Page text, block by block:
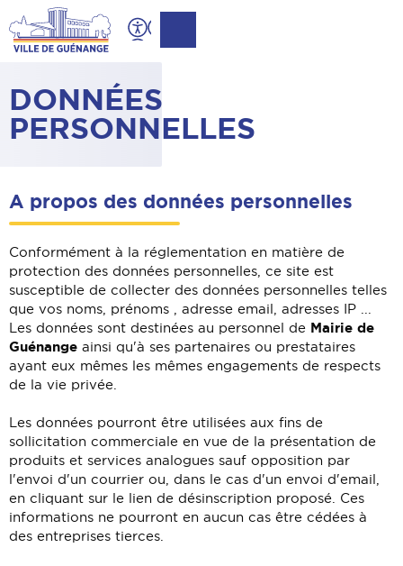
Contenu
Entête de page
Recherche
Pied de page
DONNÉES
PERSONNELLES
A propos des données personnelles
Conformément à la réglementation en matière de
protection des données personnelles, ce site est
susceptible de collecter des données personnelles telles
que vos noms, prénoms , adresse email, adresses IP ...
Les données sont destinées au personnel de Mairie de
Guénange ainsi qu'à ses partenaires ou prestataires
ayant eux mêmes les mêmes engagements de respects
de la vie privée.
Les données pourront être utilisées aux fins de
sollicitation commerciale en vue de la présentation de
produits et services analogues sauf opposition par
l'envoi d'un courrier ou, dans le cas d'un envoi d'email,
en cliquant sur le lien de désinscription proposé. Ces
informations ne pourront en aucun cas être cédées à
des entreprises tierces.